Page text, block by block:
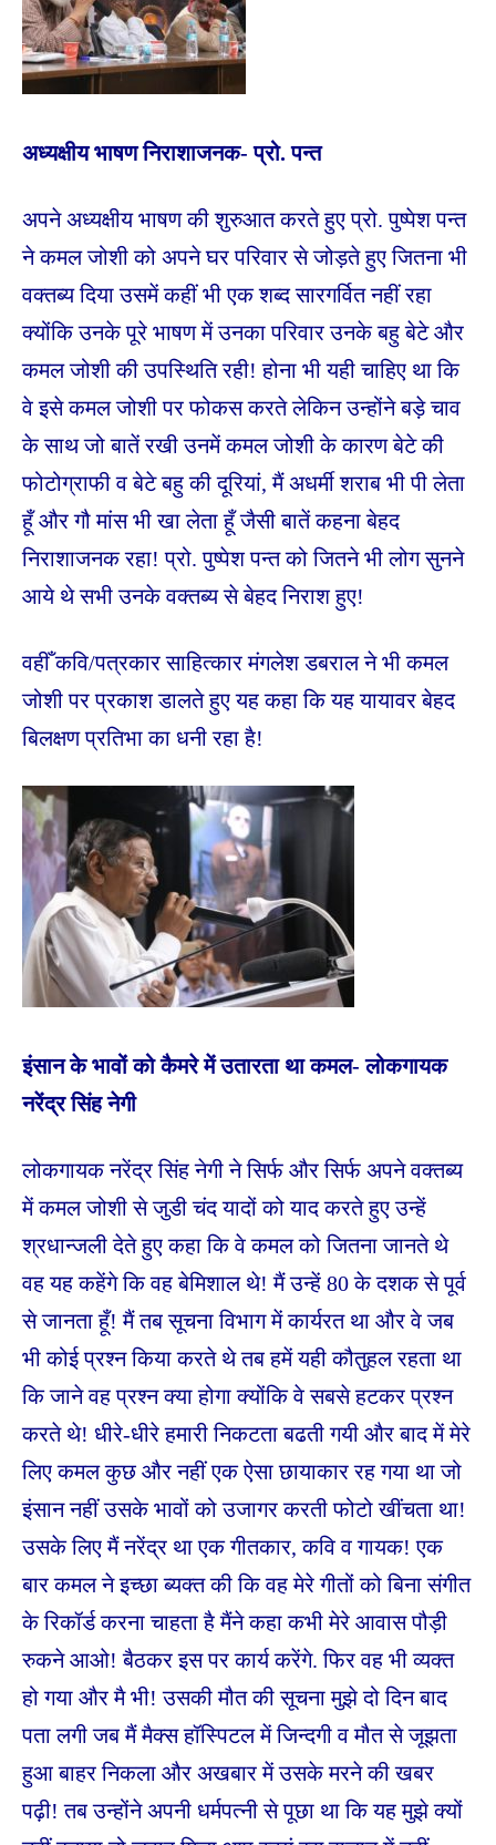
अध्यक्षीय भाषण निराशाजनक- प्रो. पन्त
अपने अध्यक्षीय भाषण की शुरुआत करते हुए प्रो. पुष्पेश पन्त
ने कमल जोशी को अपने घर परिवार से जोड़ते हुए जितना भी
वक्तब्य दिया उसमें कहीं भी एक शब्द सारगर्वित नहीं रहा
क्योंकि उनके पूरे भाषण में उनका परिवार उनके बहु बेटे और
कमल जोशी की उपस्थिति रही! होना भी यही चाहिए था कि
वे इसे कमल जोशी पर फोकस करते लेकिन उन्होंने बड़े चाव
के साथ जो बातें रखी उनमें कमल जोशी के कारण बेटे की
फोटोग्राफी व बेटे बहु की दूरियां, मैं अधर्मी शराब भी पी लेता
हूँ और गौ मांस भी खा लेता हूँ जैसी बातें कहना बेहद
निराशाजनक रहा! प्रो. पुष्पेश पन्त को जितने भी लोग सुनने
आये थे सभी उनके वक्तब्य से बेहद निराश हुए!
वहीँ कवि/पत्रकार साहित्कार मंगलेश डबराल ने भी कमल
जोशी पर प्रकाश डालते हुए यह कहा कि यह यायावर बेहद
बिलक्षण प्रतिभा का धनी रहा है!
इंसान के भावों को कैमरे में उतारता था कमल- लोकगायक
नरेंद्र सिंह नेगी
लोकगायक नरेंद्र सिंह नेगी ने सिर्फ और सिर्फ अपने वक्तब्य
में कमल जोशी से जुडी चंद यादों को याद करते हुए उन्हें
श्रधान्जली देते हुए कहा कि वे कमल को जितना जानते थे
वह यह कहेंगे कि वह बेमिशाल थे! मैं उन्हें 80 के दशक से पूर्व
से जानता हूँ! मैं तब सूचना विभाग में कार्यरत था और वे जब
भी कोई प्रश्न किया करते थे तब हमें यही कौतुहल रहता था
कि जाने वह प्रश्न क्या होगा क्योंकि वे सबसे हटकर प्रश्न
करते थे! धीरे-धीरे हमारी निकटता बढती गयी और बाद में मेरे
लिए कमल कुछ और नहीं एक ऐसा छायाकार रह गया था जो
इंसान नहीं उसके भावों को उजागर करती फोटो खींचता था!
उसके लिए मैं नरेंद्र था एक गीतकार, कवि व गायक! एक
बार कमल ने इच्छा ब्यक्त की कि वह मेरे गीतों को बिना संगीत
के रिकॉर्ड करना चाहता है मैंने कहा कभी मेरे आवास पौड़ी
रुकने आओ! बैठकर इस पर कार्य करेंगे. फिर वह भी व्यक्त
हो गया और मै भी! उसकी मौत की सूचना मुझे दो दिन बाद
पता लगी जब मैं मैक्स हॉस्पिटल में जिन्दगी व मौत से जूझता
हुआ बाहर निकला और अखबार में उसके मरने की खबर
पढ़ी! तब उन्होंने अपनी धर्मपत्नी से पूछा था कि यह मुझे क्यों